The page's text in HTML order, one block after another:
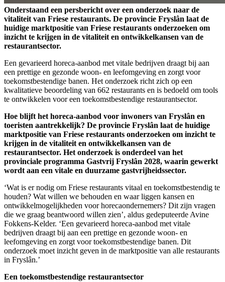
Onderstaand een persbericht over een onderzoek naar de
vitaliteit van Friese restaurants. De provincie Fryslân laat de
huidige marktpositie van Friese restaurants onderzoeken om
inzicht te krijgen in de vitaliteit en ontwikkelkansen van de
restaurantsector.
Een gevarieerd horeca-aanbod met vitale bedrijven draagt bij aan
een prettige en gezonde woon- en leefomgeving en zorgt voor
toekomstbestendige banen. Het onderzoek richt zich op een
kwalitatieve beoordeling van 662 restaurants en is bedoeld om tools
te ontwikkelen voor een toekomstbestendige restaurantsector.
Hoe blijft het horeca-aanbod voor inwoners van Fryslân en
toeristen aantrekkelijk? De provincie Fryslân laat de huidige
marktpositie van Friese restaurants onderzoeken om inzicht te
krijgen in de vitaliteit en ontwikkelkansen van de
restaurantsector. Het onderzoek is onderdeel van het
provinciale programma Gastvrij Fryslân 2028, waarin gewerkt
wordt aan een vitale en duurzame gastvrijheidssector.
‘Wat is er nodig om Friese restaurants vitaal en toekomstbestendig te
houden? Wat willen we behouden en waar liggen kansen en
ontwikkelmogelijkheden voor horecaondernemers? Dit zijn vragen
die we graag beantwoord willen zien’, aldus gedeputeerde Avine
Fokkens-Kelder. ‘Een gevarieerd horeca-aanbod met vitale
bedrijven draagt bij aan een prettige en gezonde woon- en
leefomgeving en zorgt voor toekomstbestendige banen. Dit
onderzoek moet inzicht geven in de marktpositie van alle restaurants
in Fryslân.’
Een toekomstbestendige restaurantsector